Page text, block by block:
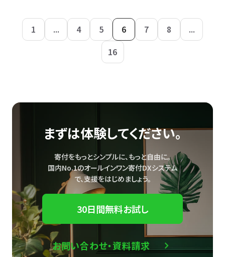
1 ... 4 5 6 7 8
...
16
まずは体験してください。
寄付をもっとシンプルに、もっと自由に。
国内No.1のオールインワン寄付DXシステム
で、支援をはじめましょう。
30日間無料お試し
お問い合わせ・資料請求